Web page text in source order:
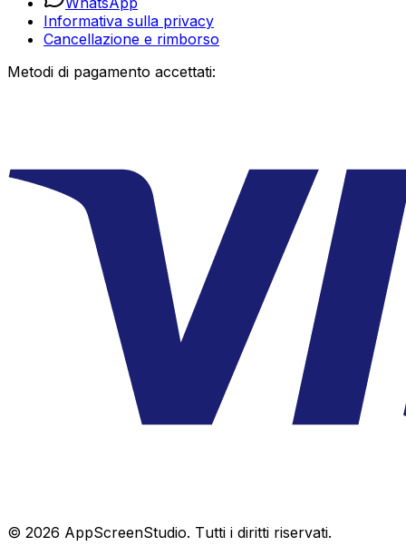
Informativa sulla privacy
Cancellazione e rimborso
Metodi di pagamento accettati:
© 2026 AppScreenStudio. Tutti i diritti riservati.